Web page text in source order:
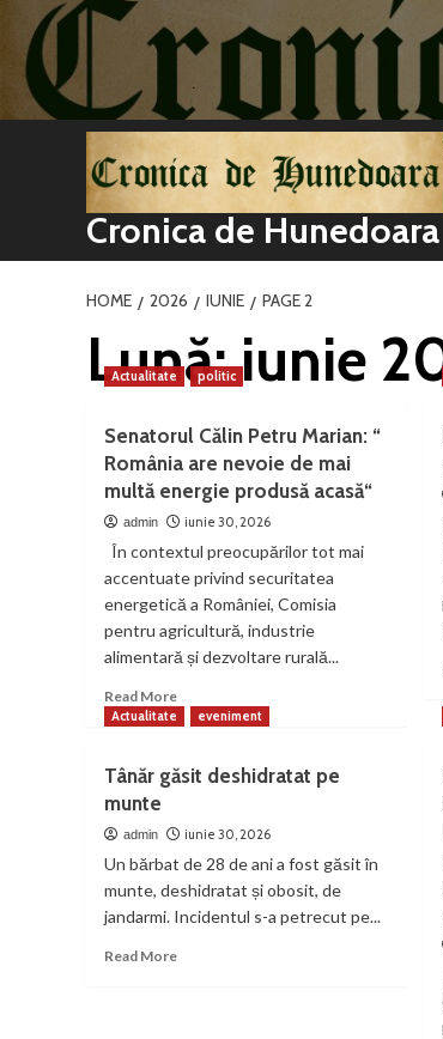
conținut
Cronica de Hunedoara
HOME 2026 IUNIE PAGE 2
Lună:iunie
Actualitate politic
Senatorul Călin Petru Marian: “
România are nevoie de mai
multă energie produsă acasă“
admin iunie 30, 2026
În contextul preocupărilor tot mai
accentuate privind securitatea
energetică a României, Comisia
pentru agricultură, industrie
alimentară și dezvoltare rurală...
Read MoreRead
more
Călin
Marian:
România
are
nevoie
Actualitate eveniment
Tânăr găsit deshidratat pe
munte
admin iunie 30, 2026
Un bărbat de 28 de ani a fost găsit în
munte, deshidratat și obosit, de
jandarmi. Incidentul s-a petrecut pe...
Read MoreRead